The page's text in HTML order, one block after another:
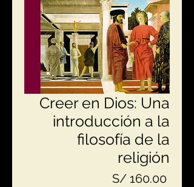
Creer en Dios: Una
introducción a la
filosofía de la
religión
S/ 160.00Precio